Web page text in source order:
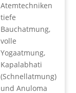
Atemtechniken
tiefe
Bauchatmung,
volle
Yogaatmung,
Kapalabhati
(Schnellatmung)
und Anuloma